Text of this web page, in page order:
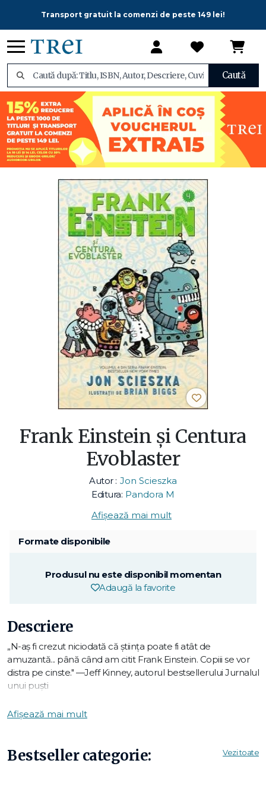
Transport gratuit la comenzi de peste 149 lei!
Caută
Frank Einstein și Centura
Evoblaster
Autor : Jon Scieszka
Editura: Pandora M
Afișează mai mult
Formate disponibile
Produsul nu este disponibil momentan
Adaugă la favorite
Descriere
„N-aș fi crezut niciodată că știința poate fi atât de
amuzantă... până când am citit Frank Einstein. Copiii se vor
distra pe cinste." —Jeff Kinney, autorul bestsellerului Jurnalul
unui puști
„Hohote de râs și teorii științifice foarte interesante – toate
„Aventurile lui Frank Einstein, descrise cu mult umor, dar
Afișează mai mult
Bestseller categorie: Vezi toate